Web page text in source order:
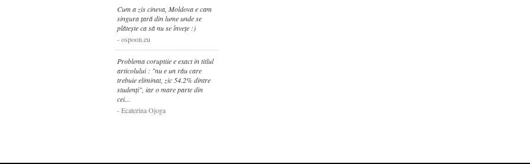
Cum a zis cineva, Moldova e cam
singura țară din lume unde se
plătește ca să nu se învețe :)
ospoon.eu
Problema coruptiie e exact in titlul
articolului : "nu e un rău care
trebuie eliminat, zic 54.2% dintre
studenți", iar o mare parte din
cei...
Ecaterina Ojoga